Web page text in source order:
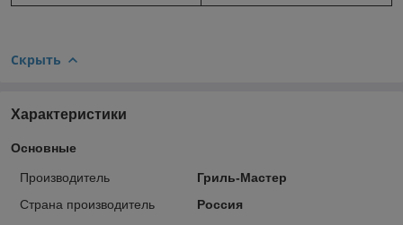
Скрыть
Характеристики
Основные
Производитель
Гриль-Мастер
Страна производитель
Россия